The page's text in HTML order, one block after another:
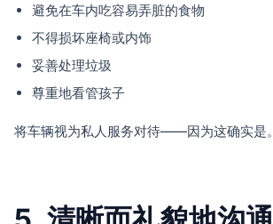
避免在车内吃容易弄脏的食物
不得损坏座椅或内饰
妥善处理垃圾
尊重地看管孩子
将车辆视为私人服务对待——因为这确实是。